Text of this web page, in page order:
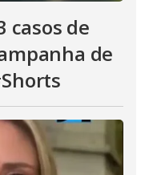
casos de
de